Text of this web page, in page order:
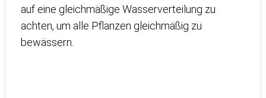
auf eine gleichmäßige Wasserverteilung zu
achten, um alle Pflanzen gleichmäßig zu
bewässern.